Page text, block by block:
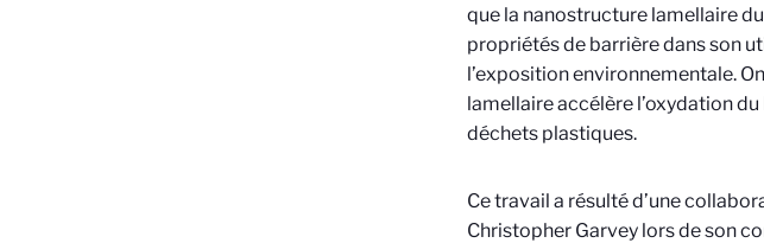
que la nanostructure lamellaire
propriétés de barrière dans son
l’exposition environnementale.
lamellaire accélère l’oxydation
déchets plastiques.
Ce travail a résulté d’une
Christopher Garvey lors de son